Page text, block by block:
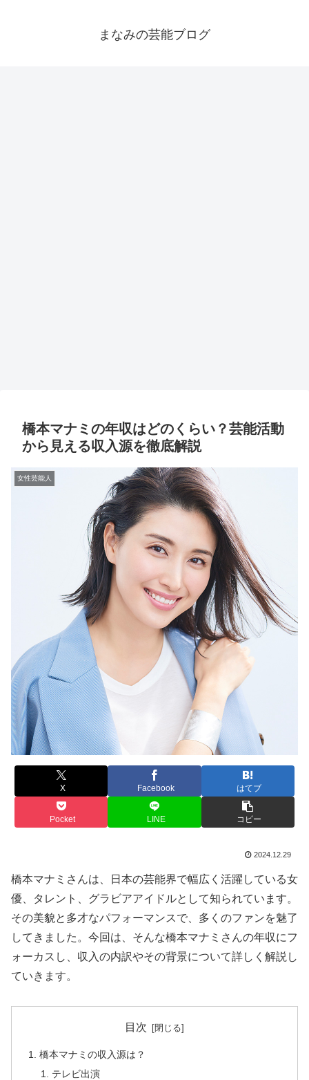
まなみの芸能ブログ
橋本マナミの年収はどのくらい？芸能活動
から見える収入源を徹底解説
女性芸能人
X Facebook はてブ
Pocket LINE コピー
2024.12.29
橋本マナミさんは、日本の芸能界で幅広く活躍している女
優、タレント、グラビアアイドルとして知られています。
その美貌と多才なパフォーマンスで、多くのファンを魅了
してきました。今回は、そんな橋本マナミさんの年収にフ
ォーカスし、収入の内訳やその背景について詳しく解説し
ていきます。
目次
橋本マナミの収入源は？
テレビ出演